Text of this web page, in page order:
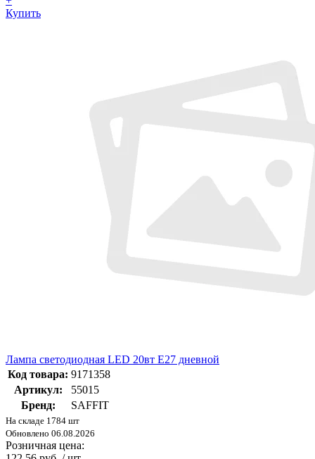
Купить
Лампа светодиодная LED 20вт Е27 дневной
Код товара: 9171358
Артикул:
55015
Бренд:
SAFFIT
На складе 1784 шт
Обновлено 06.08.2026
Розничная цена: